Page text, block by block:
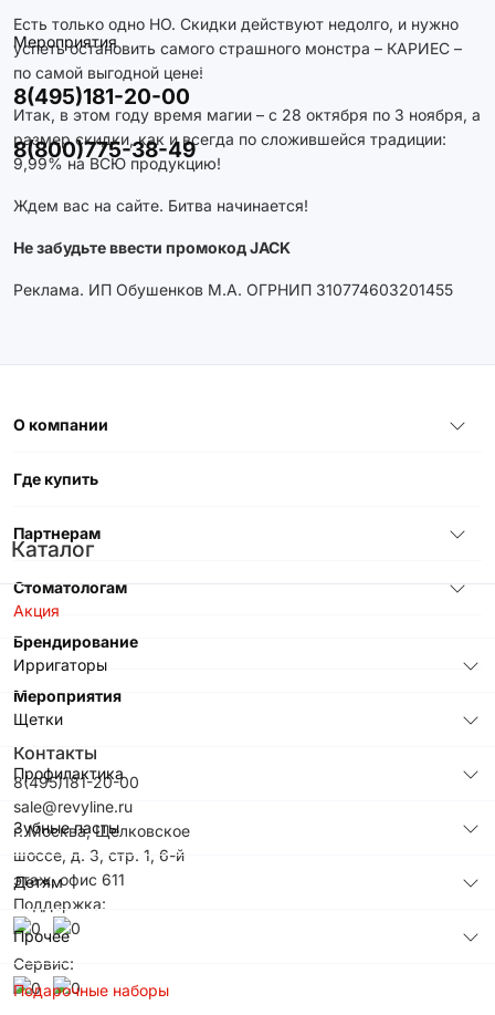
Мероприятия
8(495)181-20-00
8(800)775-38-49
Каталог
Акция
Ирригаторы
Щетки
Профилактика
Зубные пасты
Детям
Прочее
Подарочные наборы
Есть только одно НО. Скидки действуют недолго, и нужно
успеть остановить самого страшного монстра – КАРИЕС –
по самой выгодной цене!
Итак, в этом году время магии – с 28 октября по 3 ноября, а
размер скидки, как и всегда по сложившейся традиции:
9,99% на ВСЮ продукцию!
Ждем вас на сайте. Битва начинается!
Не забудьте ввести промокод JACK
Реклама. ИП Обушенков М.А. ОГРНИП 310774603201455
О компании
Где купить
Партнерам
Стоматологам
Брендирование
Мероприятия
Контакты
8(495)181-20-00
sale@revyline.ru
г. Москва, Щелковское
шоссе, д. 3, стр. 1, 6-й
этаж, офис 611
Поддержка:
Сервис: